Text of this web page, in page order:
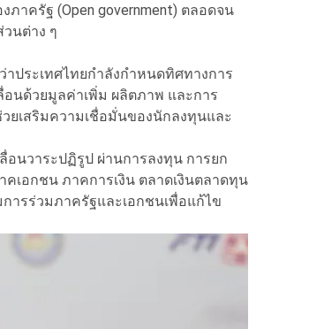
าครัฐ (Open government) ตลอดจน
นต่าง ๆ
าประเทศไทยกำลังกำหนดทิศทางการ
อนด้วยมูลค่าเพิ่ม ผลิตภาพ และการ
ยเสริมความเชื่อมั่นของนักลงทุนและ
นวาระปฏิรูป ผ่านการลงทุน การยก
เอกชน ภาคการเงิน ตลาดเงินตลาดทุน
ารร่วมภาครัฐและเอกชนเพื่อแก้ไข